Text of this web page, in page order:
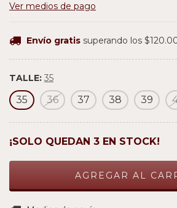
Ver medios de pago
Envío gratis superando los
TALLE: 35
35 36 37 38 39
¡SOLO QUEDAN 3 EN STOCK!